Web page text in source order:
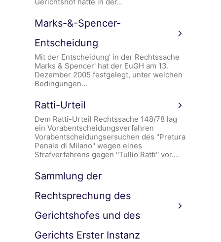
Gerichtshof hatte in der…
Marks-&-Spencer-
Entscheidung
Mit der Entscheidung' in der Rechtssache
Marks & Spencer' hat der EuGH am 13.
Dezember 2005 festgelegt, unter welchen
Bedingungen…
Ratti-Urteil
Dem Ratti-Urteil Rechtssache 148/78 lag
ein Vorabentscheidungsverfahren
Vorabentscheidungsersuchen des ''Pretura
Penale di Milano'' wegen eines
Strafverfahrens gegen ''Tullio Ratti'' vor.…
Sammlung der
Rechtsprechung des
Gerichtshofes und des
Gerichts Erster Instanz